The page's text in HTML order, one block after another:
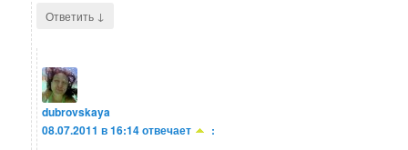
Ответить ↓
dubrovskaya
08.07.2011 в 16:14отвечает :